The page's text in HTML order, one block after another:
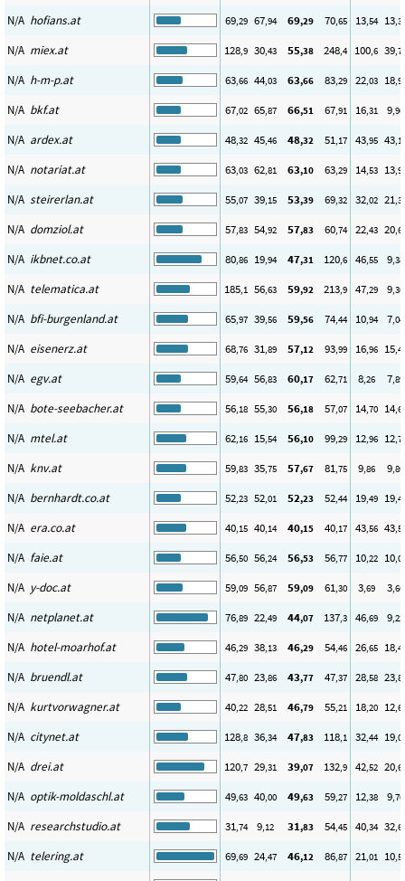
N/A hofians.at 69,29 67,94 69,29 70,65 13,54 13
N/A miex.at 128,9 30,43 55,38 248,4 100,6 39
N/A h-m-p.at 63,66 44,03 63,66 83,29 22,03 18
N/A bkf.at 67,02 65,87 66,51 67,91 16,31 9,96
N/A ardex.at 48,32 45,46 48,32 51,17 43,95 43
N/A notariat.at 63,03 62,81 63,10 63,29 14,53 13
N/A steirerlan.at 55,07 39,15 53,39 69,32 32,02 21
N/A domziol.at 57,83 54,92 57,83 60,74 22,43 20
N/A ikbnet.co.at 80,86 19,94 47,31 120,6 46,55 9,38
N/A telematica.at 185,1 56,63 59,92 213,9 47,29 9,36
N/A bfi-burgenland.at 65,97 39,56 59,56 74,44 10,94 7,04
N/A eisenerz.at 68,76 31,89 57,12 93,99 16,96 15
N/A egv.at 59,64 56,83 60,17 62,71 8,26 7,89
N/A bote-seebacher.at 56,18 55,30 56,18 57,07 14,70 14
N/A mtel.at 62,16 15,54 56,10 99,29 12,96 12
N/A knv.at 59,83 35,75 57,67 81,75 9,86 9,80
N/A bernhardt.co.at 52,23 52,01 52,23 52,44 19,49 19
N/A era.co.at 40,15 40,14 40,15 40,17 43,56 43
N/A faie.at 56,50 56,24 56,53 56,77 10,22 10
N/A y-doc.at 59,09 56,87 59,09 61,30 3,69 3,66
N/A netplanet.at 76,89 22,49 44,07 137,3 46,69 9,22
N/A hotel-moarhof.at 46,29 38,13 46,29 54,46 26,65 18
N/A bruendl.at 47,80 23,86 43,77 47,37 28,58 23
N/A kurtvorwagner.at 40,22 28,51 46,79 55,21 18,20 12
N/A citynet.at 128,8 36,34 47,83 118,1 32,44 19
N/A drei.at 120,7 29,31 39,07 132,9 42,52 20
N/A optik-moldaschl.at 49,63 40,00 49,63 59,27 12,38 9,70
N/A researchstudio.at 31,74 9,12 31,83 54,45 40,34 32
N/A telering.at 69,69 24,47 46,12 86,87 21,01 10